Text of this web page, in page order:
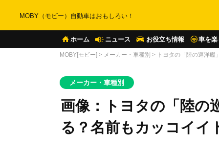
MOBY（モビー）自動車はおもしろい！
ホーム ニュース お役立ち情報 車を楽
MOBY[モビー] > メーカー・車種別 > トヨタの「陸の巡洋
メーカー・車種別
画像：トヨタの「陸の
る？名前もカッコイイ